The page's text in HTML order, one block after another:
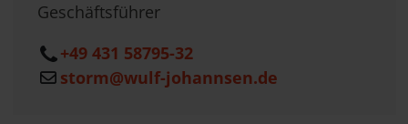
Geschäftsführer
+49 431 58795-32
storm@wulf-johannsen.de